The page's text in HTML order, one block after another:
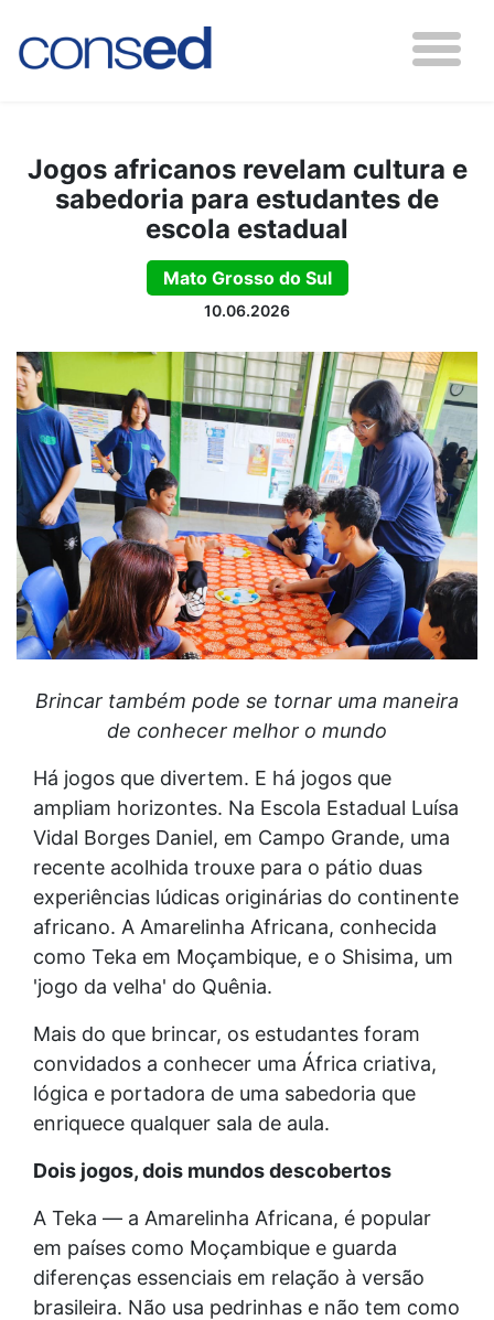
Jogos africanos revelam cultura e
sabedoria para estudantes de
escola estadual
Mato Grosso do Sul
10.06.2026
Brincar também pode se tornar uma maneira
de conhecer melhor o mundo
Há jogos que divertem. E há jogos que
ampliam horizontes. Na Escola Estadual Luísa
Vidal Borges Daniel, em Campo Grande, uma
recente acolhida trouxe para o pátio duas
experiências lúdicas originárias do continente
africano. A Amarelinha Africana, conhecida
como Teka em Moçambique, e o Shisima, um
'jogo da velha' do Quênia.
Mais do que brincar, os estudantes foram
convidados a conhecer uma África criativa,
lógica e portadora de uma sabedoria que
enriquece qualquer sala de aula.
Dois jogos, dois mundos descobertos
A Teka — a Amarelinha Africana, é popular
em países como Moçambique e guarda
diferenças essenciais em relação à versão
brasileira. Não usa pedrinhas e não tem como